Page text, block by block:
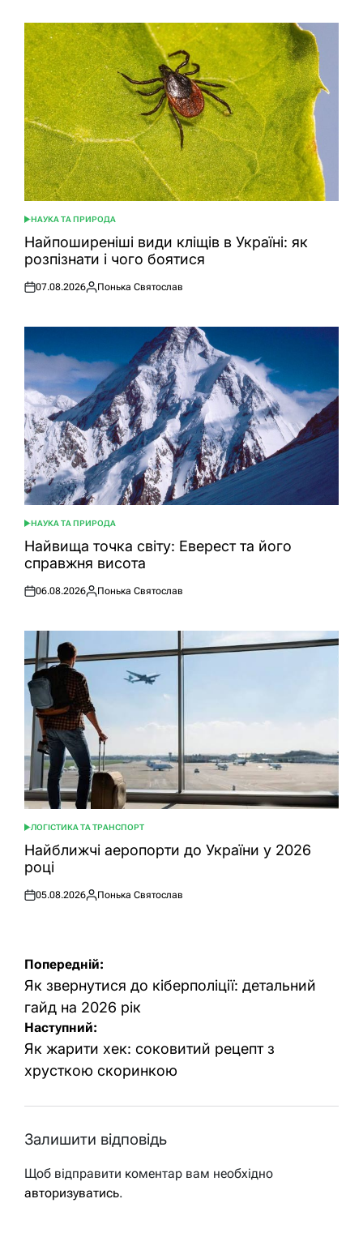
ОПУБЛІКУВАТИ
У
НАУКА ТА ПРИРОДА
Найпоширеніші види кліщів в Україні: як
розпізнати і чого боятися
Оприлюднено
07.08.2026
Опубліковано
Понька Святослав
ОПУБЛІКУВАТИ
У
НАУКА ТА ПРИРОДА
Найвища точка світу: Еверест та його
справжня висота
Оприлюднено
06.08.2026
Опубліковано
Понька Святослав
ОПУБЛІКУВАТИ
У
ЛОГІСТИКА ТА ТРАНСПОРТ
Найближчі аеропорти до України у 2026
році
Оприлюднено
05.08.2026
Опубліковано
Понька Святослав
Навігація
записів
Попередній:
Як звернутися до кіберполіції: детальний
гайд на 2026 рік
Наступний:
Як жарити хек: соковитий рецепт з
хрусткою скоринкою
Залишити відповідь
Щоб відправити коментар вам необхідно
авторизуватись.